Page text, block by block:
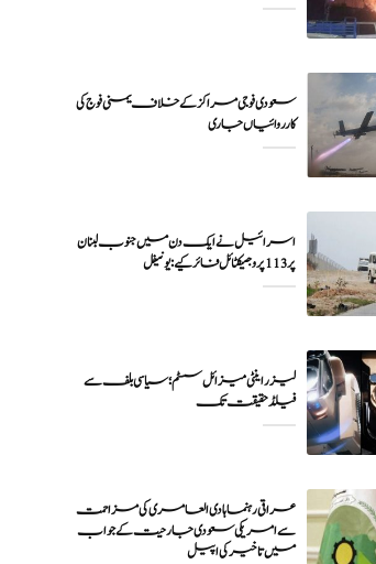
سعودی فوجی مراکز کے خلاف یمنی فوج کی
اسرائیل نے ایک دن میں جنوب لبنان
پر 113 پروجیکٹائل فائر کیے: یونیفل
لیزر اینٹی میزائل سسٹم؛ سیاسی بلف سے
فیلڈ حقیقت تک
عراقی رہنما ہادی العامری کی مزاحمت
سے امریکی سعودی جارحیت کے جواب
میں تاخیر کی اپیل